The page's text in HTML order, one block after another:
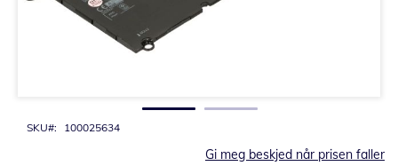
SKU 100025634
Gi meg beskjed når prisen faller